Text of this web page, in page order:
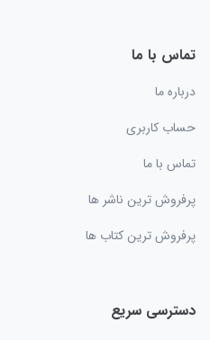
تماس با ما
درباره ما
حساب کاربری
تماس با ما
پرفروش ترین ناشر ها
پرفروش ترین کتاب ها
دسترسی سریع